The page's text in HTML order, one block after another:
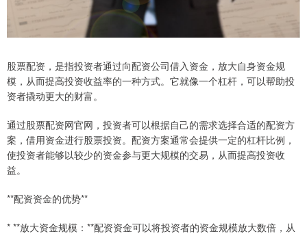
股票配资，是指投资者通过向配资公司借入资金，放大自身资金规
模，从而提高投资收益率的一种方式。它就像一个杠杆，可以帮助投
资者撬动更大的财富。
通过股票配资网官网，投资者可以根据自己的需求选择合适的配资方
案，借用资金进行股票投资。配资方案通常会提供一定的杠杆比例，
使投资者能够以较少的资金参与更大规模的交易，从而提高投资收
益。
**配资资金的优势**
* **放大资金规模：**配资资金可以将投资者的资金规模放大数倍，从